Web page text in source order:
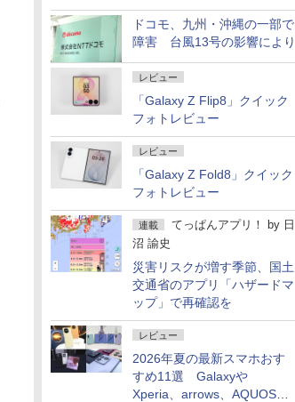
ドコモ、九州・沖縄の一部で
障害 台風13号の影響により
レビュー
「Galaxy Z Flip8」クイック
フォトレビュー
レビュー
「Galaxy Z Fold8」クイック
フォトレビュー
連載 てっぱんアプリ！ by 日
沼 諭史
災害リスクが増す季節、国土
交通省のアプリ「ハザードマ
ップ」で再確認を
レビュー
2026年夏の最新スマホおす
すめ11選 Galaxyや
Xperia、arrows、AQUOSな